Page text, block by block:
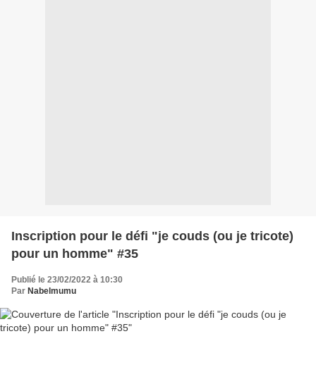
Inscription pour le défi "je couds (ou je tricote)
pour un homme" #35
Publié le 23/02/2022 à 10:30
Par Nabelmumu